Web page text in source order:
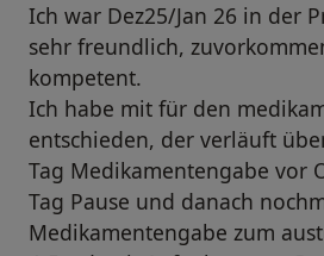
Ich war Dez25/Jan 26 in der
sehr freundlich,
kompetent.
Ich habe mit für den
entschieden, der verläuft
Tag Medikamentengabe vor
Tag Pause und danach
Medikamentengabe zum